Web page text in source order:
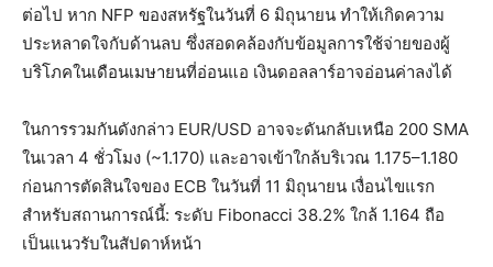
ต่อไป หาก NFP ของสหรัฐในวันที่ 6 มิถุนายน ทำให้เกิดความ
ประหลาดใจกับด้านลบ ซึ่งสอดคล้องกับข้อมูลการใช้จ่ายของผู้
บริโภคในเดือนเมษายนที่อ่อนแอ เงินดอลลาร์อาจอ่อนค่าลงได้
ในการรวมกันดังกล่าว EUR/USD อาจจะดันกลับเหนือ 200 SMA
ในเวลา 4 ชั่วโมง (~1.170) และอาจเข้าใกล้บริเวณ 1.175–1.180
ก่อนการตัดสินใจของ ECB ในวันที่ 11 มิถุนายน เงื่อนไขแรก
สำหรับสถานการณ์นี้: ระดับ Fibonacci 38.2% ใกล้ 1.164 ถือ
เป็นแนวรับในสัปดาห์หน้า